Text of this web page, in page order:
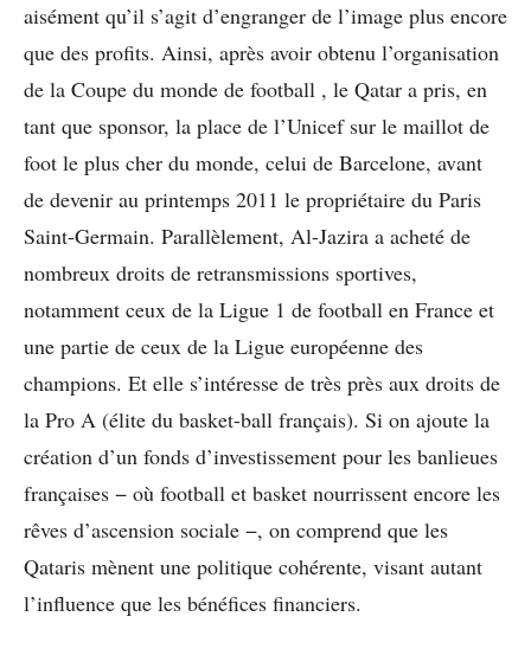
aisément qu’il s’agit d’engranger de l’image plus encore
que des profits. Ainsi, après avoir obtenu l’organisation
de la Coupe du monde de football , le Qatar a pris, en
tant que sponsor, la place de l’Unicef sur le maillot de
foot le plus cher du monde, celui de Barcelone, avant
de devenir au printemps 2011 le propriétaire du Paris
Saint-Germain. Parallèlement, Al-Jazira a acheté de
nombreux droits de retransmissions sportives,
notamment ceux de la Ligue 1 de football en France et
une partie de ceux de la Ligue européenne des
champions. Et elle s’intéresse de très près aux droits de
la Pro A (élite du basket-ball français). Si on ajoute la
création d’un fonds d’investissement pour les banlieues
françaises − où football et basket nourrissent encore les
rêves d’ascension sociale −, on comprend que les
Qataris mènent une politique cohérente, visant autant
l’influence que les bénéfices financiers.